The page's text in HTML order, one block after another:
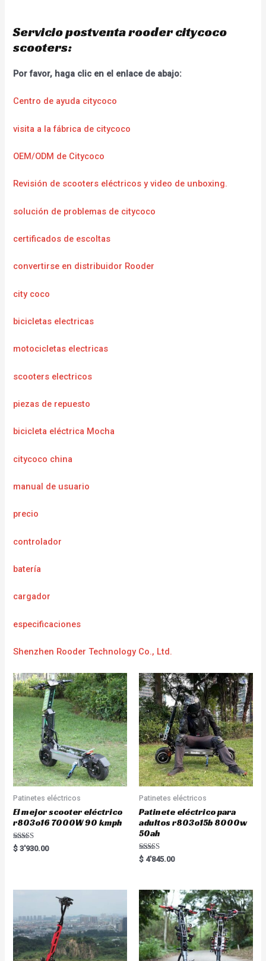
Servicio postventa rooder citycoco
scooters:
Por favor, haga clic en el enlace de abajo:
Centro de ayuda citycoco
visita a la fábrica de citycoco
OEM/ODM de Citycoco
Revisión de scooters eléctricos y video de unboxing.
solución de problemas de citycoco
certificados de escoltas
convertirse en distribuidor Rooder
city coco
bicicletas electricas
motocicletas electricas
scooters electricos
piezas de repuesto
bicicleta eléctrica Mocha
citycoco china
manual de usuario
precio
controlador
batería
cargador
especificaciones
Shenzhen Rooder Technology Co., Ltd.
Patinetes eléctricos
El mejor scooter eléctrico
r803o16 7000W 90 kmph
Rated
5.00
$ 3'930.00
Patinetes eléctricos
Patinete eléctrico para
adultos r803o15b 8000w
50ah
Rated
5.00
$ 4'845.00